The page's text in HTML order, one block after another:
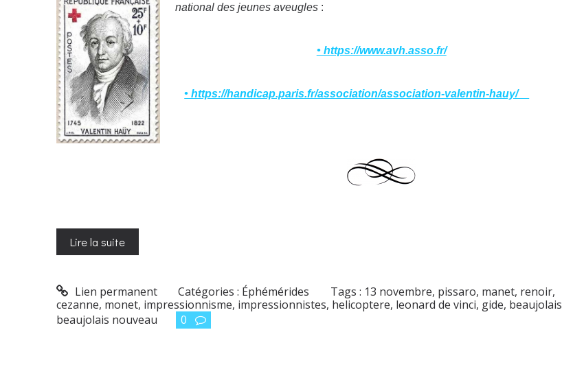
national des jeunes aveugles :
• https://www.avh.asso.fr/
• https://handicap.paris.fr/association/association-valentin-hauy/
Lire la suite
Lien permanent Catégories : Éphémérides Tags : 13 novembre, pissaro, manet, renoir,
cezanne, monet, impressionnisme, impressionnistes, helicoptere, leonard de vinci, gide, beaujolais
beaujolais nouveau
0